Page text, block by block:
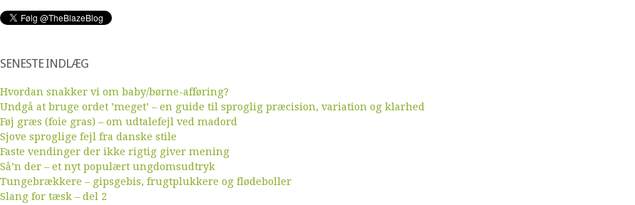
SENESTE INDLÆG
Hvordan snakker vi om baby/børne-afføring?
Undgå at bruge ordet ’meget’ – en guide til sproglig præcision, variation og klarhed
Føj græs (foie gras) – om udtalefejl ved madord
Sjove sproglige fejl fra danske stile
Faste vendinger der ikke rigtig giver mening
Så’n der – et nyt populært ungdomsudtryk
Tungebrækkere – gipsgebis, frugtplukkere og flødeboller
Slang for tæsk – del 2